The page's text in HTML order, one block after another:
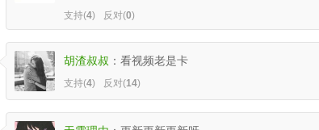
支持(4) 反对(0)
胡渣叔叔 ： 看视频老是卡
支持(4) 反对(14)